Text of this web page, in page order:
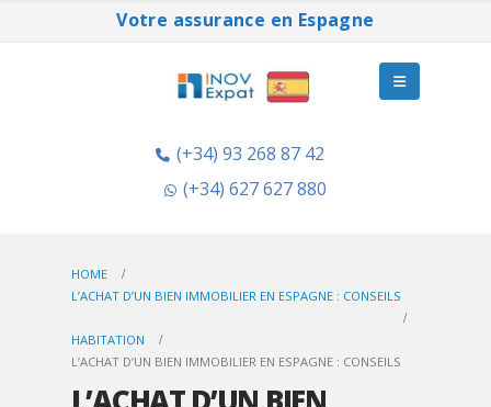
Votre assurance en Espagne
(+34) 93 268 87 42
(+34) 627 627 880
HOME
L’ACHAT D’UN BIEN IMMOBILIER EN ESPAGNE : CONSEILS
HABITATION
L’ACHAT D’UN BIEN IMMOBILIER EN ESPAGNE : CONSEILS